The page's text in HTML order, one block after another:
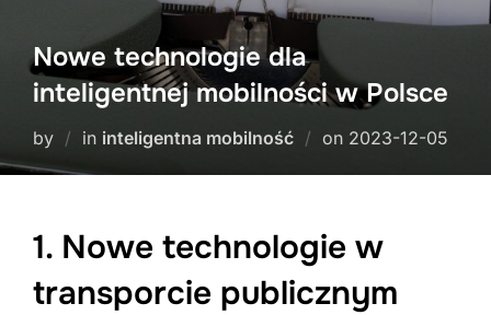
Nowe technologie dla
inteligentnej mobilności w Polsce
by in inteligentna mobilność on Posted
2023-12-05
1. Nowe technologie w
transporcie publicznym